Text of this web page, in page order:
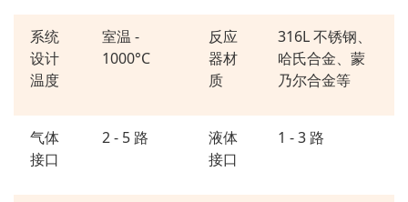
系统
设计
温度
室温 -
1000°C
反应
器材
质
316L 不锈钢、
哈氏合金、蒙
乃尔合金等
气体
接口
2 - 5 路
液体
接口
1 - 3 路